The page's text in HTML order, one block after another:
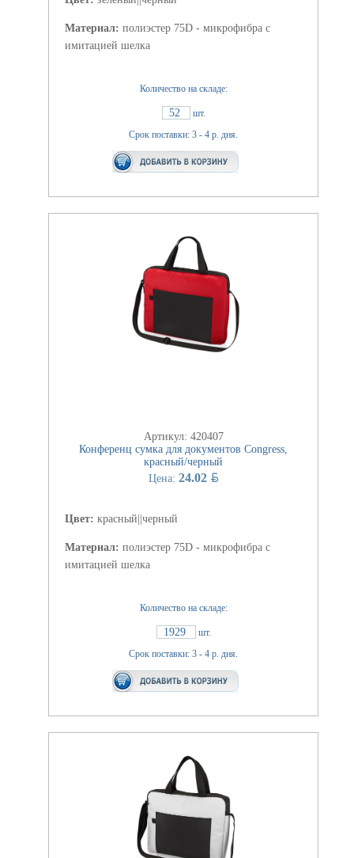
Материал: полиэстер 75D - микрофибра с
имитацией шелка
Количество на складе:
52
шт.
Срок поставки: 3 - 4 р. дня.
Артикул: 420407
Конференц сумка для документов Congress,
красный/черный
Цена: 24.02 BYN
Цвет: красный||черный
Материал: полиэстер 75D - микрофибра с
имитацией шелка
Количество на складе:
1929
шт.
Срок поставки: 3 - 4 р. дня.